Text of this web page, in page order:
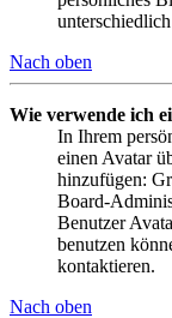
Nach oben
Wie verwende ich
In Ihrem
einen Avatar
hinzufügen:
Board-
Benutzer
benutzen
kontaktieren.
Nach oben